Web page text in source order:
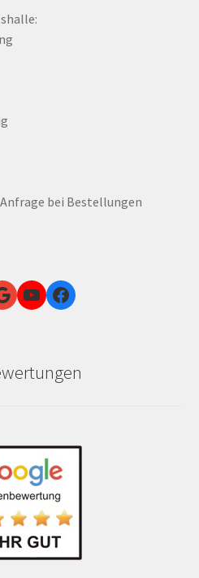
bei Bestellungen
zum FunShop WienYouTubeFacebook